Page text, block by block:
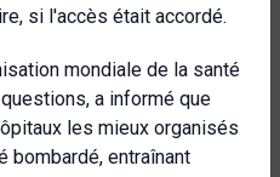
si l'accès était accordé.
mondiale de la santé
a informé que
les mieux organisés
bombardé, entraînant